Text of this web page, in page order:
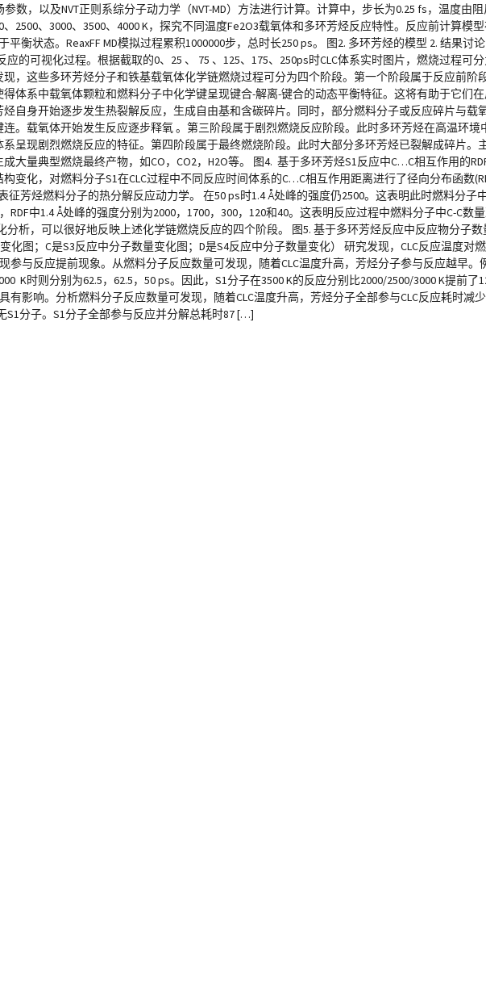
参数，以及NVT正则系综分子动力学（NVT-MD）方法进行计算。计算中，步长为0.25 fs，温度由
2500、3000、3500、4000 K，探究不同温度Fe2O3载氧体和多环芳烃反应特性。反应前计算模
平衡状态。ReaxFF MD模拟过程累积1000000步，总时长250 ps。 图2. 多环芳烃的模型 2. 结果讨
应的可视化过程。根据截取的0、25 、 75 、125、175、250ps时CLC体系实时图片，燃烧过程可
，这些多环芳烃分子和铁基载氧体化学链燃烧过程可分为四个阶段。第一个阶段属于反应前阶
体系中载氧体颗粒和燃料分子中化学键呈现键合-解离-键合的动态平衡特征。这将有助于它们
自身开始逐步发生热裂解反应，生成自由基和含碳碎片。同时，部分燃料分子或反应碎片与载
。载氧体开始发生反应逐步释氧 。第三阶段属于剧烈燃烧反应阶段。此时多环芳烃在高温环
呈现剧烈燃烧反应的特征。第四阶段属于最终燃烧阶段。此时大部分多环芳烃已裂解成碎片。
大量典型燃烧最终产物，如CO，CO2，H2O等。 图4. 基于多环芳烃S1反应中C…C相互作用的
变化，对燃料分子S1在CLC过程中不同反应时间体系的C…C相互作用距离进行了径向分布函数
征芳烃燃料分子的热分解反应动力学。 在50 ps时1.4 Å处峰的强度仍2500。这表明此时燃料分子
RDF中1.4 Å处峰的强度分别为2000，1700，300，120和40。这表明反应过程中燃料分子中C-C数
分析，可以很好地反映上述化学链燃烧反应的四个阶段。 图5. 基于多环芳烃反应中反应物分子
化图；C是S3反应中分子数量变化图；D是S4反应中分子数量变化） 研究发现，CLC反应温度对
参与反应提前现象。从燃料分子反应数量可发现，随着CLC温度升高，芳烃分子参与反应越早。
K时则分别为62.5，62.5，50 ps。因此，S1分子在3500 K的反应分别比2000/2500/3000 K提前了
有影响。分析燃料分子反应数量可发现，随着CLC温度升高，芳烃分子全部参与CLC反应耗时减少
S1分子。S1分子全部参与反应并分解总耗时87 […]